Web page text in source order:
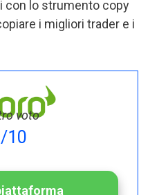
con lo strumento copy
i migliori trader e i
voto
10